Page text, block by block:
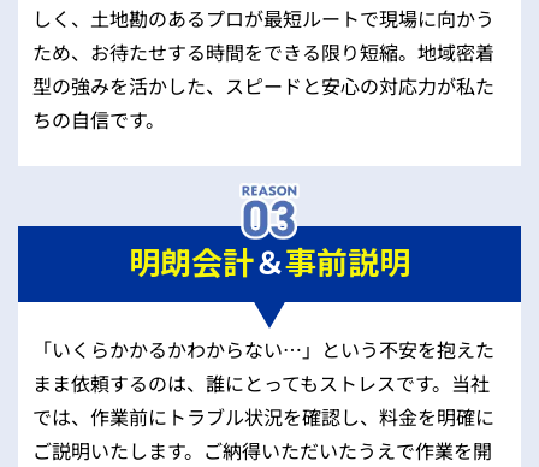
しく、土地勘のあるプロが最短ルートで現場に向かう
ため、お待たせする時間をできる限り短縮。地域密着
型の強みを活かした、スピードと安心の対応力が私た
ちの自信です。
明朗会計＆事前説明
「いくらかかるかわからない…」という不安を抱えた
まま依頼するのは、誰にとってもストレスです。当社
では、作業前にトラブル状況を確認し、料金を明確に
ご説明いたします。ご納得いただいたうえで作業を開